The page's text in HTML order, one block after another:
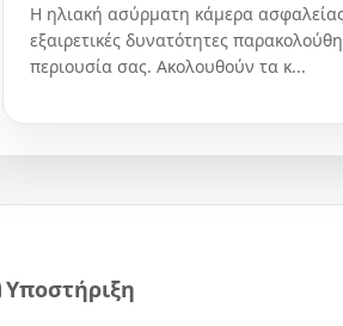
Η ηλιακή ασύρματη κάμερα
εξαιρετικές δυνατότητες
περιουσία σας. Ακολουθούν τα κ...
Υποστήριξη